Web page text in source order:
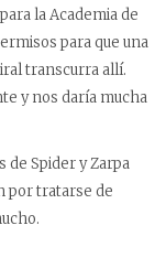
la Academia de
para que una
transcurra allí.
y nos daría mucha
Spider y Zarpa
por tratarse de